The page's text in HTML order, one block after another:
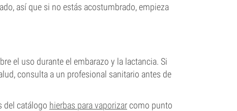
así que si no estás acostumbrado, empieza
el uso durante el embarazo y la lactancia. Si
consulta a un profesional sanitario antes de
del catálogo hierbas para vaporizarcomo punto